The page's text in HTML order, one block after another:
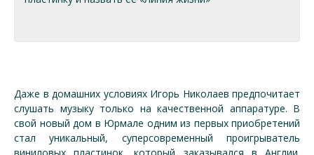
Даже в домашних условиях Игорь Николаев предпочитает
слушать музыку только на качественной аппаратуре. В
свой новый дом в Юрмале одним из первых приобретений
стал уникальный, суперсовременный проигрыватель